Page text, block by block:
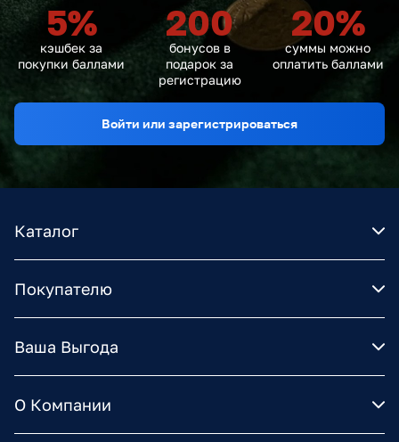
5%
кэшбек за
покупки баллами
200
бонусов в
подарок за
регистрацию
20%
суммы можно
оплатить баллами
Войти или зарегистрироваться
Каталог
Покупателю
Ваша Выгода
О Компании